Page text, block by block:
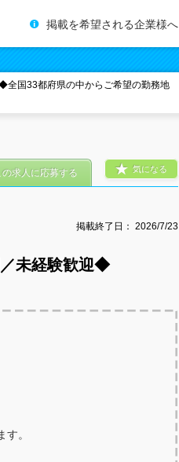
掲載を希望される企業様へ
全国33都府県の中からご希望の勤務地
掲載終了日： 2026/7/23
未経験歓迎◆
気になる
の求人に応募する
。